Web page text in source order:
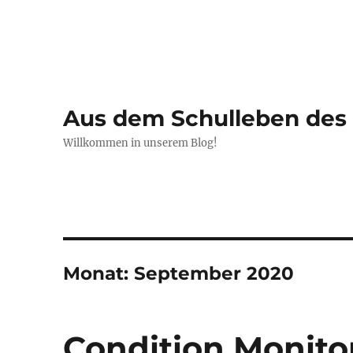
Aus dem Schulleben des
Willkommen in unserem Blog!
Monat:September 2020